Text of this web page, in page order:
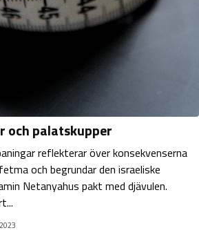
och palatskupper
reflekterar över konsekvenserna
och begrundar den israeliske
Netanyahus pakt med djävulen.